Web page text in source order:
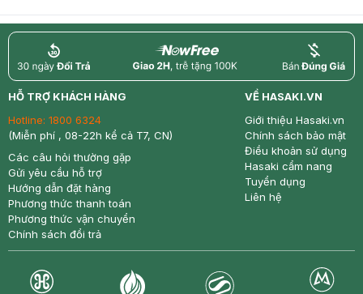
return nowfree price
HỖ TRỢ KHÁCH HÀNG
Hotline: 1800 6324
(Miễn phí , 08-22h kể cả T7, CN)
Các câu hỏi thường gặp
Gửi yêu cầu hỗ trợ
Hướng dẫn đặt hàng
Phương thức thanh toán
Phương thức vận chuyển
Chính sách đổi trả
VỀ HASAKI.VN
Giới thiệu Hasaki.vn
Chính sách bảo mật
Điều khoản sử dụng
Hasaki cẩm nang
Tuyển dụng
Liên hệ